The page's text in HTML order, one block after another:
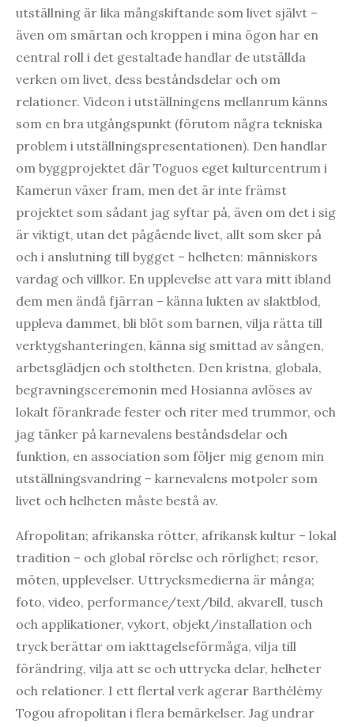
utställning är lika mångskiftande som livet självt –
även om smärtan och kroppen i mina ögon har en
central roll i det gestaltade handlar de utställda
verken om livet, dess beståndsdelar och om
relationer. Videon i utställningens mellanrum känns
som en bra utgångspunkt (förutom några tekniska
problem i utställningspresentationen). Den handlar
om byggprojektet där Toguos eget kulturcentrum i
Kamerun växer fram, men det är inte främst
projektet som sådant jag syftar på, även om det i sig
är viktigt, utan det pågående livet, allt som sker på
och i anslutning till bygget – helheten: människors
vardag och villkor. En upplevelse att vara mitt ibland
dem men ändå fjärran – känna lukten av slaktblod,
uppleva dammet, bli blöt som barnen, vilja rätta till
verktygshanteringen, känna sig smittad av sången,
arbetsglädjen och stoltheten. Den kristna, globala,
begravningsceremonin med Hosianna avlöses av
lokalt förankrade fester och riter med trummor, och
jag tänker på karnevalens beståndsdelar och
funktion, en association som följer mig genom min
utställningsvandring – karnevalens motpoler som
livet och helheten måste bestå av.
Afropolitan; afrikanska rötter, afrikansk kultur – lokal
tradition – och global rörelse och rörlighet; resor,
möten, upplevelser. Uttrycksmedierna är många;
foto, video, performance/text/bild, akvarell, tusch
och applikationer, vykort, objekt/installation och
tryck berättar om iakttagelseförmåga, vilja till
förändring, vilja att se och uttrycka delar, helheter
och relationer. I ett flertal verk agerar Barthélémy
Togou afropolitan i flera bemärkelser. Jag undrar